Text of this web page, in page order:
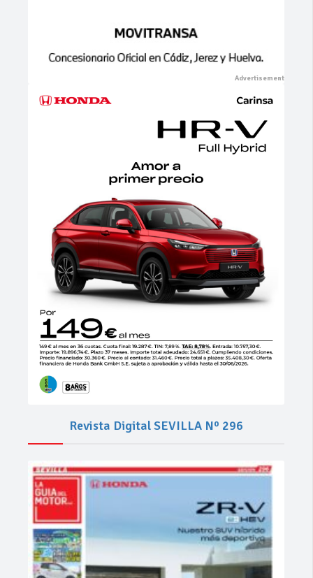
Revista Digital SEVILLA Nº 296